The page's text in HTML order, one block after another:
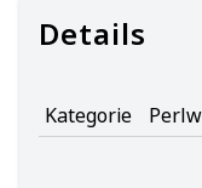
Details
Kategorie